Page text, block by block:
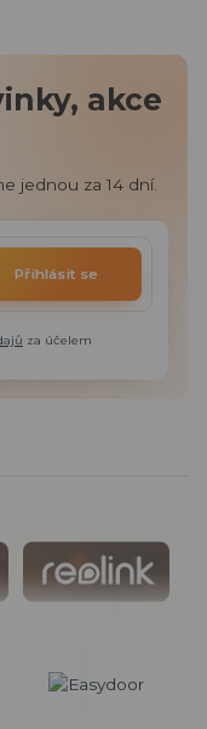
akce
jednou za 14 dní.
Přihlásit se
za účelem